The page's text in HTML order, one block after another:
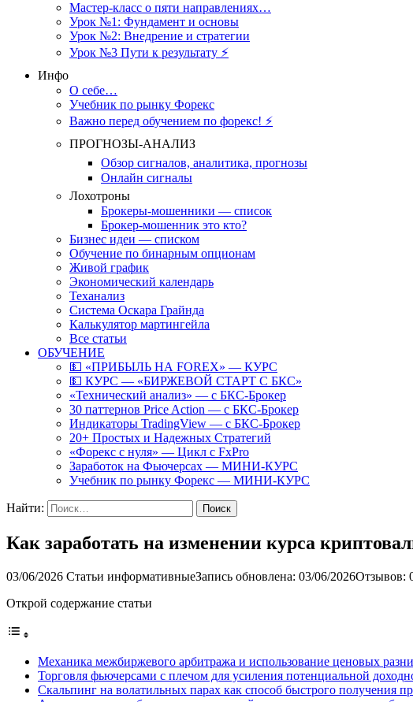
Мастер-класс о пяти направлениях…
Урок №1: Фундамент и основы
Урок №2: Внедрение и стратегии
Урок №3 Пути к результату ⚡️
Инфо
О себе…
Учебник по рынку Форекс
Важно перед обучением по форекс! ⚡
ПРОГНОЗЫ-АНАЛИЗ
Обзор сигналов, аналитика, прогнозы
Онлайн сигналы
Лохотроны
Брокеры-мошенники — список
Брокер-мошенник это кто?
Бизнес идеи — списком
Обучение по бинарным опционам
Живой график
Экономический календарь
Теханализ
Система Оскара Грайнда
Калькулятор мартингейла
Все статьи
ОБУЧЕНИЕ
💵 «ПРИБЫЛЬ НА FOREX» — КУРС
💵 КУРС — «БИРЖЕВОЙ СТАРТ С БКС»
«Технический анализ» — с БКС-Брокер
30 паттернов Price Action — с БКС-Брокер
Индикаторы TradingView — с БКС-Брокер
20+ Простых и Надежных Стратегий
«Форекс с нуля» — Цикл с FxPro
Заработок на Фьючерсах — МИНИ-КУРС
Учебник по рынку Форекс — МИНИ-КУРС
Найти:
Как заработать на изменении курса
03/06/2026 Статьи информативныеЗапись обновлена: 03/06/2026Отзывов:
Открой содержание статьи
Механика межбиржевого арбитража и использование ценовых
Торговля фьючерсами с плечом для усиления потенциальной
Скальпинг на волатильных парах как способ быстрого получения